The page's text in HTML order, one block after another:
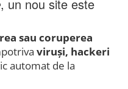
, un nou site este
sau coruperea
viruși, hackeri
automat de la